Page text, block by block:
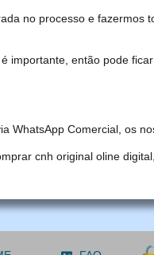
no processo e
importante, então pode
WhatsApp Comercial, os
cnh original oline